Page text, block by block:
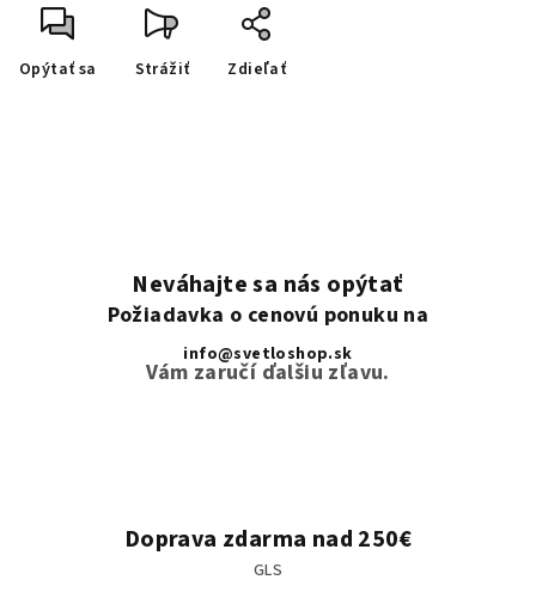
Opýtať sa Strážiť Zdieľať
Neváhajte sa nás opýtať
Požiadavka o cenovú ponuku na
info@svetloshop.sk
Vám zaručí ďalšiu zľavu.
Doprava zdarma nad 250€
GLS